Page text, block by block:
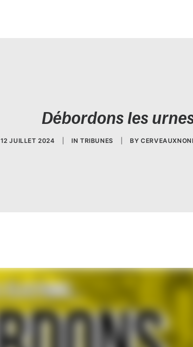
Débordons les
12 JUILLET 2024 IN TRIBUNES BY